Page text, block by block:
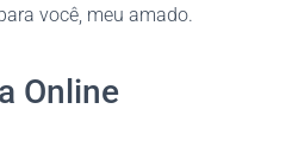
você, meu amado.
Online